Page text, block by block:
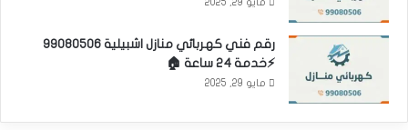
مايو 29, 2025
رقم فني كهربائي منازل اشبيلية 99080506
⚡خدمة 24 ساعة 🏠
مايو 29, 2025